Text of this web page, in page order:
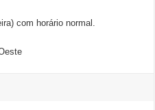
com horário normal.